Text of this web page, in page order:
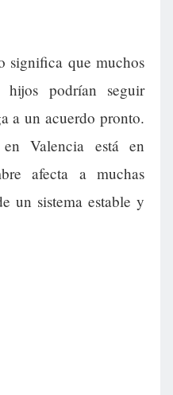
significa que muchos
podrían seguir
a un acuerdo pronto.
Valencia está en
afecta a muchas
un sistema estable y